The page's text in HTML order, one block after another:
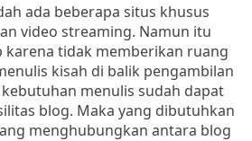
ada beberapa situs khusus
video streaming. Namun itu
karena tidak memberikan ruang
kisah di balik pengambilan
menulis sudah dapat
blog. Maka yang dibutuhkan
menghubungkan antara blog